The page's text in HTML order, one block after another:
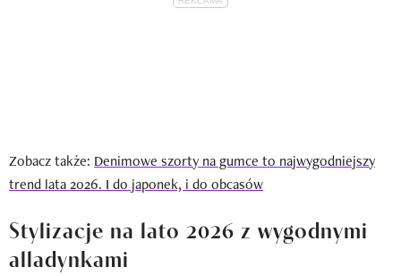
Zobacz także: Denimowe szorty na gumce to najwygodniejszy
trend lata 2026. I do japonek, i do obcasów
Stylizacje na lato 2026 z wygodnymi
alladynkami